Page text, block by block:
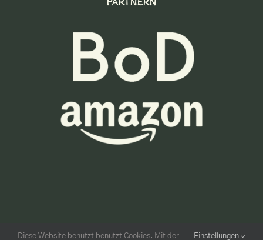
PARTNERN
Diese Website benutzt benutzt Cookies. Mit der Einstellungen